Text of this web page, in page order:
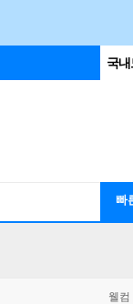
국내
빠
웰컴